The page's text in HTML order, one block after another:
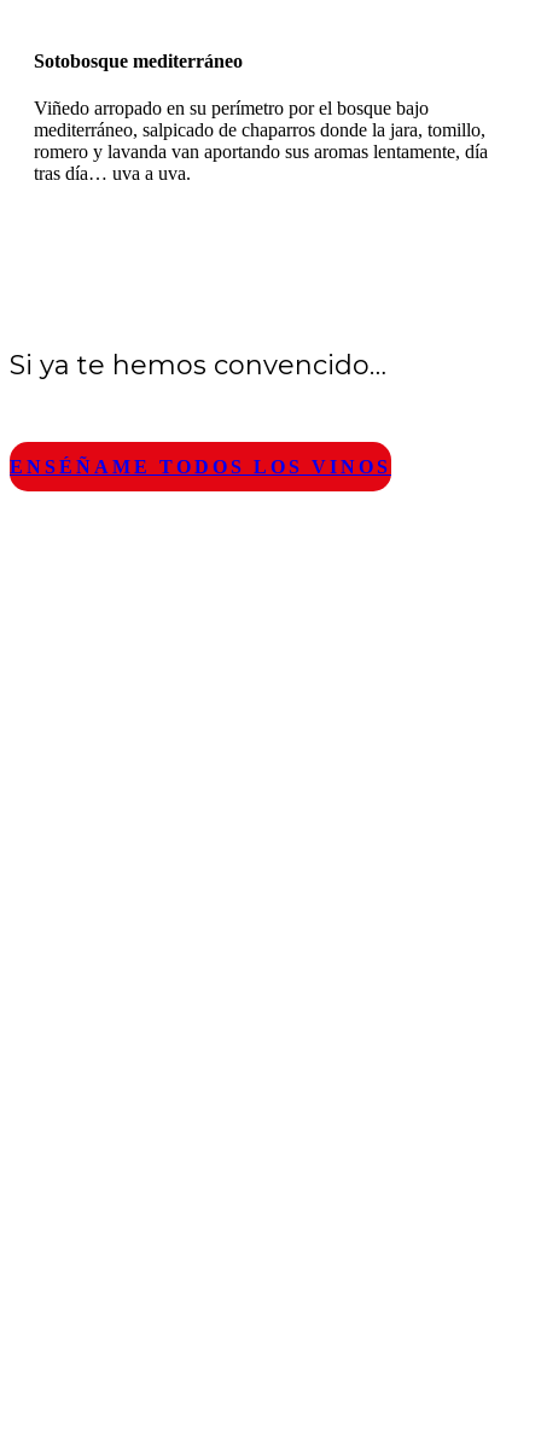
Sotobosque mediterráneo
Viñedo arropado en su perímetro por el bosque bajo
mediterráneo, salpicado de chaparros donde la jara, tomillo,
romero y lavanda van aportando sus aromas lentamente, día
tras día… uva a uva.
Si ya te hemos convencido…
ENSÉÑAME TODOS LOS VINOS